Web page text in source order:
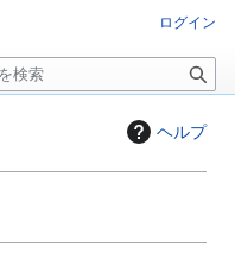
ヘルプ
ログイン